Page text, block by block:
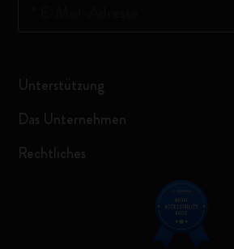
Unterstützung
Das Unternehmen
Rechtliches